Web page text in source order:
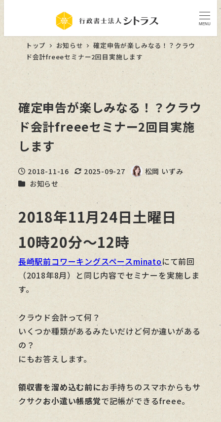
MENU
トップ お知らせ
確定申告が楽しみなる！？クラウ
ド会計freeeセミナー2回目実施します
確定申告が楽しみなる！？クラウ
ド会計freeeセミナー2回目実施
します
投稿日
2018-11-16
更新日
2025-09-27
著
者
松岡 いずみ
カテゴリー
お知らせ
2018年11月24日土曜日
10時20分～12時
長崎駅前コワーキングスペースminatoにて前回
（2018年8月）と同じ内容でセミナーを実施しま
す。
クラウド会計って何？
いくつか種類があるみたいだけど何か違いがある
の？
にもお答えします。
領収書を溜め込む前にお手持ちのスマホからもサ
クサクお小遣い帳感覚で記帳ができるfreee。